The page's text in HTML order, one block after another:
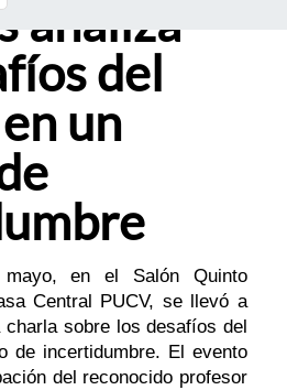
analiza
del
un
en el Salón Quinto
Central PUCV, se llevó a
sobre los desafíos del
de incertidumbre. El evento
del reconocido profesor